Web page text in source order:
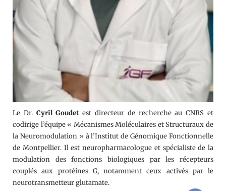
Le Dr. Cyril Goudet est directeur de recherche au CNRS et
codirige l’équipe « Mécanismes Moléculaires et Structuraux de
la Neuromodulation » à l’Institut de Génomique Fonctionnelle
de Montpellier. Il est neuropharmacologue et spécialiste de la
modulation des fonctions biologiques par les récepteurs
couplés aux protéines G, notamment ceux activés par le
neurotransmetteur glutamate.